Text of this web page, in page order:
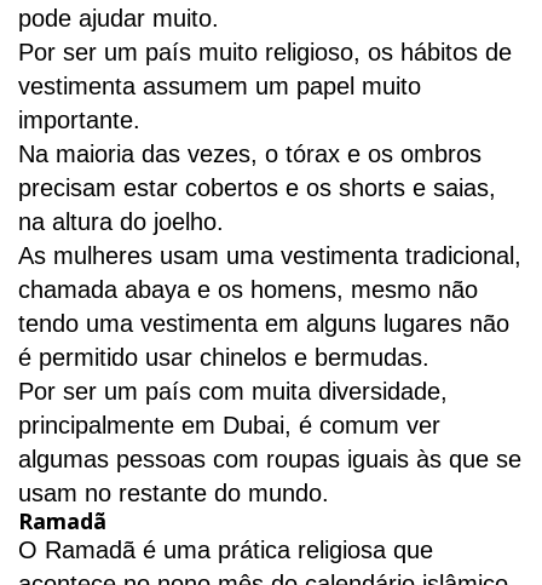
pode ajudar muito.
Por ser um país muito religioso, os hábitos de
vestimenta assumem um papel muito
importante.
Na maioria das vezes, o tórax e os ombros
precisam estar cobertos e os shorts e saias,
na altura do joelho.
As mulheres usam uma vestimenta tradicional,
chamada abaya e os homens, mesmo não
tendo uma vestimenta em alguns lugares não
é permitido usar chinelos e bermudas.
Por ser um país com muita diversidade,
principalmente em Dubai, é comum ver
algumas pessoas com roupas iguais às que se
usam no restante do mundo.
Ramadã
O Ramadã é uma prática religiosa que